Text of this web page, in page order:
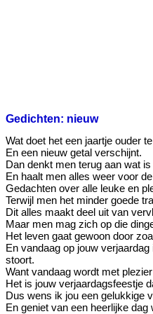
Gedichten: nieuw
Wat doet het een jaartje ouder
En een nieuw getal verschijnt.
Dan denkt men terug aan wat
En haalt men alles weer voor
Gedachten over alle leuke en
Terwijl men het minder goede
Dit alles maakt deel uit van
Maar men mag zich op die
Het leven gaat gewoon door
En vandaag op jouw
stoort.
Want vandaag wordt met
Het is jouw verjaardagsfeestje
Dus wens ik jou een gelukkige
En geniet van een heerlijke dag